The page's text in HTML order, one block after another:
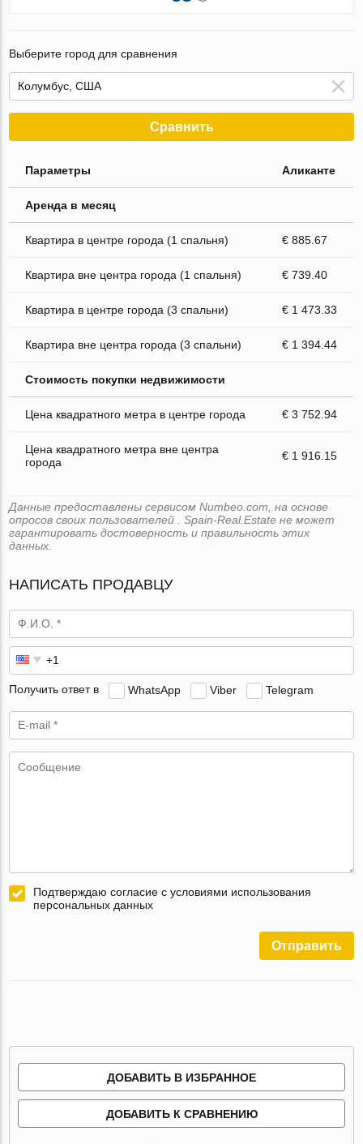
Выберите город для сравнения
Сравнить
Параметры Аликанте
Аренда в месяц
Квартира в центре города (1 спальня) € 885.67
Квартира вне центра города (1 спальня) € 739.40
Квартира в центре города (3 спальни) € 1 473.33
Квартира вне центра города (3 спальни) € 1 394.44
Стоимость покупки недвижимости
Цена квадратного метра в центре города € 3 752.94
Цена квадратного метра вне центра
города
€ 1 916.15
Данные предоставлены сервисом Numbeo.com, на основе
опросов своих пользователей . Spain-Real.Estate не может
гарантировать достоверность и правильность этих
данных.
НАПИСАТЬ ПРОДАВЦУ
Получить ответ в WhatsApp Viber Telegram
Подтверждаю согласие с условиями использования
персональных данных
Отправить
ДОБАВИТЬ В ИЗБРАННОЕ
ДОБАВИТЬ К СРАВНЕНИЮ